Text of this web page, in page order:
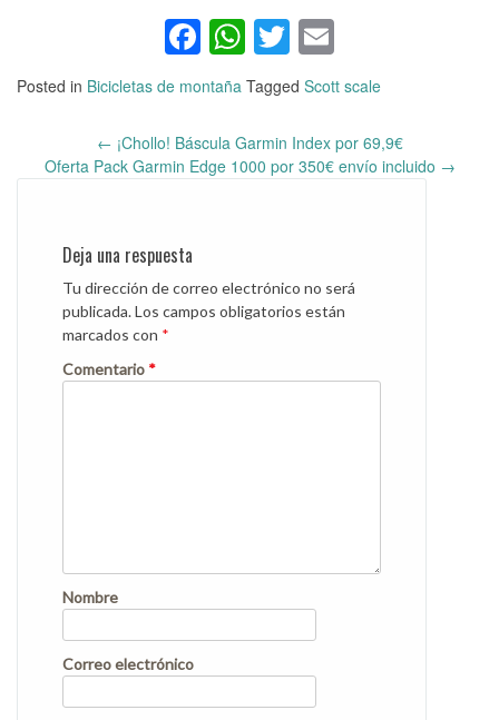
Facebook
WhatsApp
Twitter
Posted in Bicicletas de montaña Tagged Scott scale
Post
navigation
← ¡Chollo! Báscula Garmin Index por 69,9€
Oferta Pack Garmin Edge 1000 por 350€ envío incluido →
Deja una respuesta
Tu dirección de correo electrónico no será
publicada.Los campos obligatorios están
marcados con *
Comentario *
Nombre
Correo electrónico